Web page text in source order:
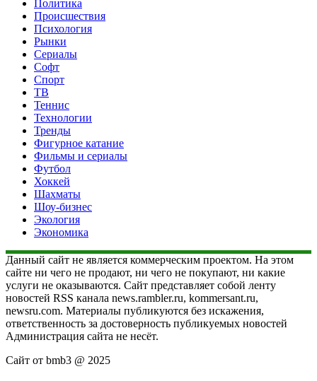
Политика
Происшествия
Психология
Рынки
Сериалы
Софт
Спорт
ТВ
Теннис
Технологии
Тренды
Фигурное катание
Фильмы и сериалы
Футбол
Хоккей
Шахматы
Шоу-бизнес
Экология
Экономика
Данный сайт не является коммерческим проектом. На этом
сайте ни чего не продают, ни чего не покупают, ни какие
услуги не оказываются. Сайт представляет собой ленту
новостей RSS канала news.rambler.ru, kommersant.ru,
newsru.com. Материалы публикуются без искажения,
ответственность за достоверность публикуемых новостей
Администрация сайта не несёт.
Сайт от bmb3 @ 2025